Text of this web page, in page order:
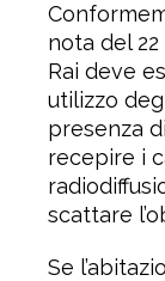
nota del
Rai deve
utilizzo
presenza
recepire i
scattare
Se